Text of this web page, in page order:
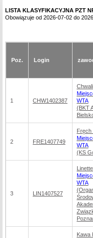
LISTA KLASYFIKACYJNA PZT
Obowiązuje od 2026-07-02 do
Poz. Login
1 CHW1402387
WTA
(BKT
2 FRE1407749
Fręch
WTA
(KS
3 LIN1407527
WTA
Kawa